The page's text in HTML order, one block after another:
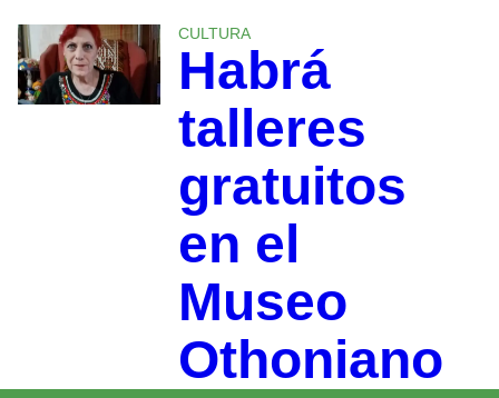
CULTURA
Habrá
talleres
gratuitos
en el
Museo
Othoniano